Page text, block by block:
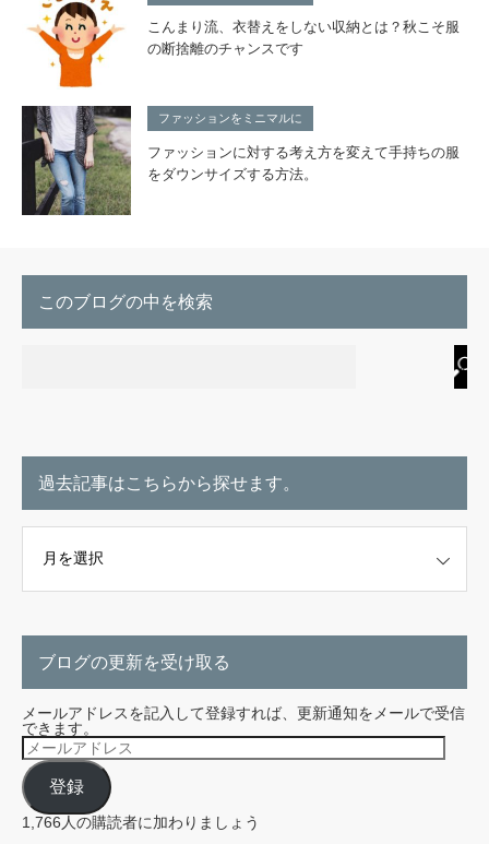
こんまり流、衣替えをしない収納とは？秋こそ服
の断捨離のチャンスです
ファッションをミニマルに
ファッションに対する考え方を変えて手持ちの服
をダウンサイズする方法。
このブログの中を検索
過去記事はこちらから探せます。
ブログの更新を受け取る
メールアドレスを記入して登録すれば、更新通知をメールで受信
できます。
メ
ー
ル
ア
ド
レ
ス
登録
1,766人の購読者に加わりましょう